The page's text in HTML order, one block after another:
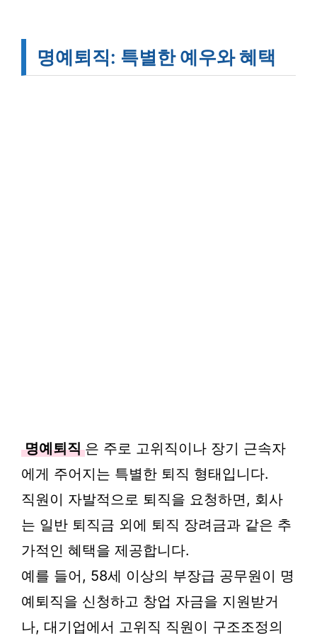
명예퇴직: 특별한 예우와 혜택
명예퇴직 은 주로 고위직이나 장기 근속자
에게 주어지는 특별한 퇴직 형태입니다.
직원이 자발적으로 퇴직을 요청하면, 회사
는 일반 퇴직금 외에 퇴직 장려금과 같은 추
가적인 혜택을 제공합니다.
예를 들어, 58세 이상의 부장급 공무원이 명
예퇴직을 신청하고 창업 자금을 지원받거
나, 대기업에서 고위직 직원이 구조조정의